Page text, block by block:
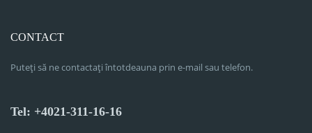
CONTACT
Puteți să ne contactați întotdeauna prin e-mail sau telefon.
Tel: +4021-311-16-16